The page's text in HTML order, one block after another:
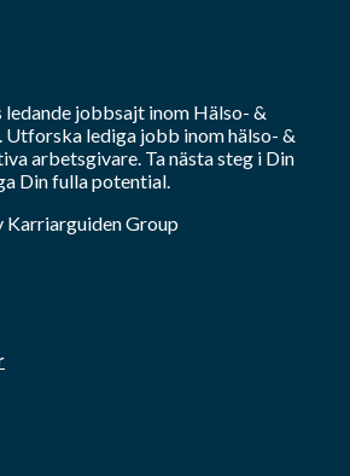
ledande jobbsajt inom Hälso- &
Utforska lediga jobb inomhälso- &
arbetsgivare. Ta nästa steg i Din
Din fulla potential.
Karriarguiden Group